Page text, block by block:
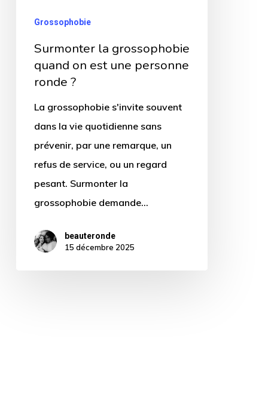
Grossophobie
Surmonter la grossophobie
quand on est une personne
ronde ?
La grossophobie s'invite souvent
dans la vie quotidienne sans
prévenir, par une remarque, un
refus de service, ou un regard
pesant. Surmonter la
grossophobie demande…
beauteronde
15 décembre 2025